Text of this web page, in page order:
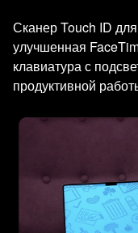
Сканер Touch ID
улучшенная
клавиатура с
продуктивной